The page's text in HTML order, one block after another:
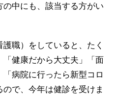
中にも、該当する方がい
職）をしていると、たく
健康だから大丈夫」「面
病院に行ったら新型コロ
で、今年は健診を受けま